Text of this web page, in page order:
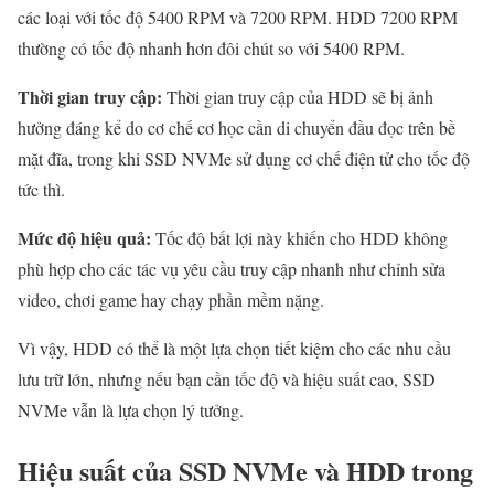
các loại với tốc độ 5400 RPM và 7200 RPM. HDD 7200 RPM
thường có tốc độ nhanh hơn đôi chút so với 5400 RPM.
Thời gian truy cập: Thời gian truy cập của HDD sẽ bị ảnh
hưởng đáng kể do cơ chế cơ học cần di chuyển đầu đọc trên bề
mặt đĩa, trong khi SSD NVMe sử dụng cơ chế điện tử cho tốc độ
tức thì.
Mức độ hiệu quả: Tốc độ bất lợi này khiến cho HDD không
phù hợp cho các tác vụ yêu cầu truy cập nhanh như chỉnh sửa
video, chơi game hay chạy phần mềm nặng.
Vì vậy, HDD có thể là một lựa chọn tiết kiệm cho các nhu cầu
lưu trữ lớn, nhưng nếu bạn cần tốc độ và hiệu suất cao, SSD
NVMe vẫn là lựa chọn lý tưởng.
Hiệu suất của SSD NVMe và HDD trong